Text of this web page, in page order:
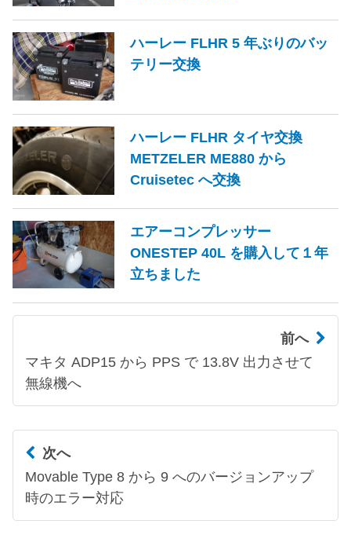
ハーレー FLHR 5 年ぶりのバッ
テリー交換
ハーレー FLHR タイヤ交換
METZELER ME880 から
Cruisetec へ交換
エアーコンプレッサー
ONESTEP 40L を購入して１年
立ちました
前へ
マキタ ADP15 から PPS で 13.8V 出力させて
無線機へ
次へ
Movable Type 8 から 9 へのバージョンアップ
時のエラー対応